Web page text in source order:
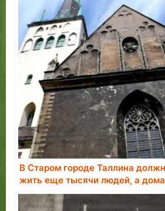
В Старом городе Таллина
жить еще тысячи людей, а дома
нужно отобрать у
владельцев